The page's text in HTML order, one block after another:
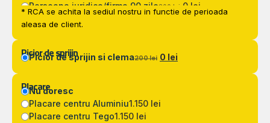
Persoana juridica/firma 90 zile300 lei 0 lei
* RCA se achita la sediul nostru in functie de perioada
aleasa de client.
Picior de sprijin
Picior de sprijin si clema200 lei 0 lei
Placare
Nu doresc
Placare centru Aluminiu1.150 lei
Placare centru Tego1.150 lei